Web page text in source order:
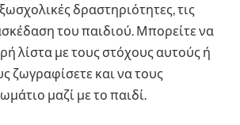
δραστηριότητες, τις
του παιδιού. Μπορείτε να
λίστα με τους στόχους αυτούς ή
ζωγραφίσετε και να τους
μαζί με το παιδί.